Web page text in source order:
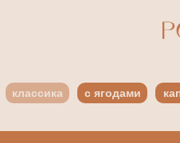
классика с ягодами